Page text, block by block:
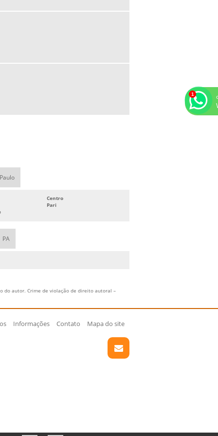
Centro
Pari
PA
do autor. Crime de violação de direito autoral –
Informações Contato Mapa do site